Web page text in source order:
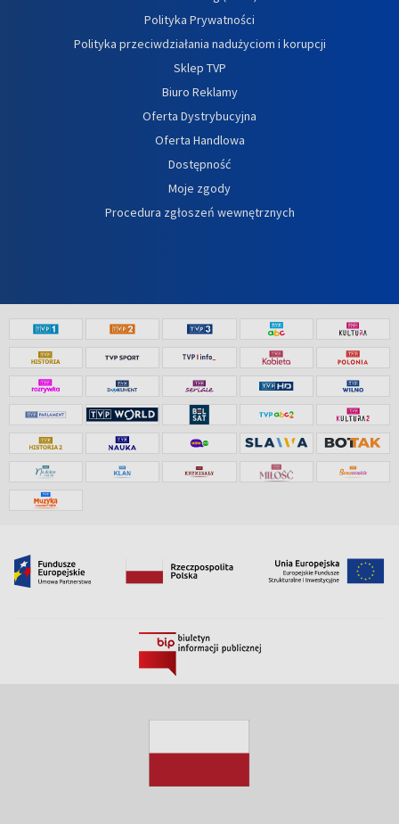
Polityka Prywatności
Polityka przeciwdziałania nadużyciom i korupcji
Sklep TVP
Biuro Reklamy
Oferta Dystrybucyjna
Oferta Handlowa
Dostępność
Moje zgody
Procedura zgłoszeń wewnętrznych